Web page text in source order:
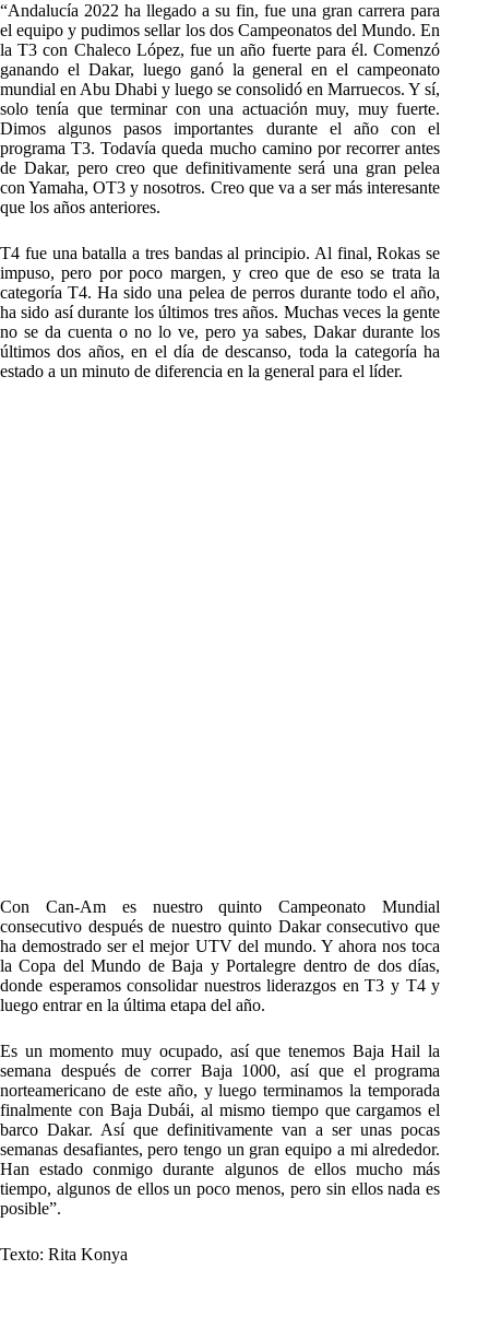
“Andalucía 2022 ha llegado a su fin, fue una gran carrera para
el equipo y pudimos sellar los dos Campeonatos del Mundo. En
la T3 con Chaleco López, fue un año fuerte para él. Comenzó
ganando el Dakar, luego ganó la general en el campeonato
mundial en Abu Dhabi y luego se consolidó en Marruecos. Y sí,
solo tenía que terminar con una actuación muy, muy fuerte.
Dimos algunos pasos importantes durante el año con el
programa T3. Todavía queda mucho camino por recorrer antes
de Dakar, pero creo que definitivamente será una gran pelea
con Yamaha, OT3 y nosotros. Creo que va a ser más interesante
que los años anteriores.
T4 fue una batalla a tres bandas al principio. Al final, Rokas se
impuso, pero por poco margen, y creo que de eso se trata la
categoría T4. Ha sido una pelea de perros durante todo el año,
ha sido así durante los últimos tres años. Muchas veces la gente
no se da cuenta o no lo ve, pero ya sabes, Dakar durante los
últimos dos años, en el día de descanso, toda la categoría ha
estado a un minuto de diferencia en la general para el líder.
Con Can-Am es nuestro quinto Campeonato Mundial
consecutivo después de nuestro quinto Dakar consecutivo que
ha demostrado ser el mejor UTV del mundo. Y ahora nos toca
la Copa del Mundo de Baja y Portalegre dentro de dos días,
donde esperamos consolidar nuestros liderazgos en T3 y T4 y
luego entrar en la última etapa del año.
Es un momento muy ocupado, así que tenemos Baja Hail la
semana después de correr Baja 1000, así que el programa
norteamericano de este año, y luego terminamos la temporada
finalmente con Baja Dubái, al mismo tiempo que cargamos el
barco Dakar. Así que definitivamente van a ser unas pocas
semanas desafiantes, pero tengo un gran equipo a mi alrededor.
Han estado conmigo durante algunos de ellos mucho más
tiempo, algunos de ellos un poco menos, pero sin ellos nada es
posible”.
Texto: Rita Konya